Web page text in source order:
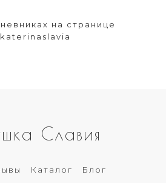
на странице
Славия
Каталог Блог